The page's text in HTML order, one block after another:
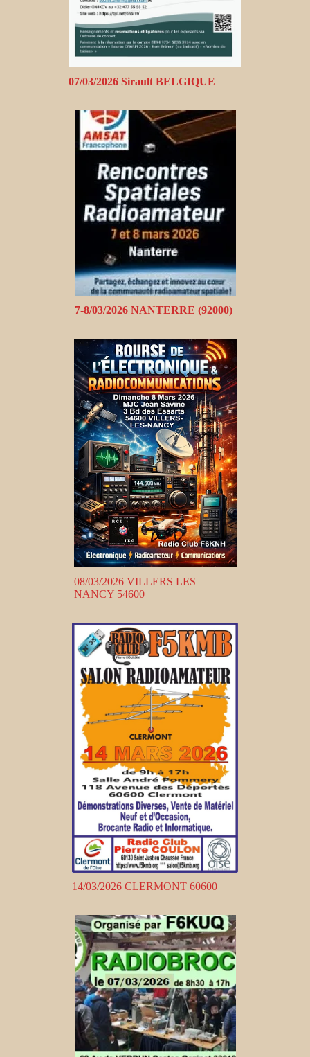
07/03/2026 Sirault BELGIQUE
7-8/03/2026 NANTERRE (92000)
08/03/2026 VILLERS LES
NANCY 54600
14/03/2026 CLERMONT 60600